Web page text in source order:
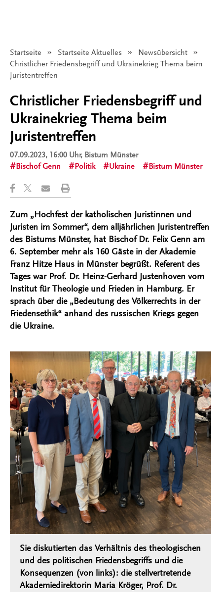
Startseite Startseite Aktuelles
Newsübersicht
Angezeigt:
Christlicher Friedensbegriff und Ukrainekrieg Thema beim
Juristentreffen
Christlicher Friedensbegriff und
Ukrainekrieg Thema beim
Juristentreffen
07.09.2023, 16:00 Uhr, Bistum Münster
Bischof Genn
Politik Ukraine Bistum Münster
Zum „Hochfest der katholischen Juristinnen und
Juristen im Sommer“, dem alljährlichen Juristentreffen
des Bistums Münster, hat Bischof Dr. Felix Genn am
6. September mehr als 160 Gäste in der Akademie
Franz Hitze Haus in Münster begrüßt. Referent des
Tages war Prof. Dr. Heinz-Gerhard Justenhoven vom
Institut für Theologie und Frieden in Hamburg. Er
sprach über die „Bedeutung des Völkerrechts in der
Friedensethik“ anhand des russischen Kriegs gegen
die Ukraine.
Sie diskutierten das Verhältnis des theologischen
und des politischen Friedensbegriffs und die
Konsequenzen (von links): die stellvertretende
Akademiedirektorin Maria Kröger, Prof. Dr.